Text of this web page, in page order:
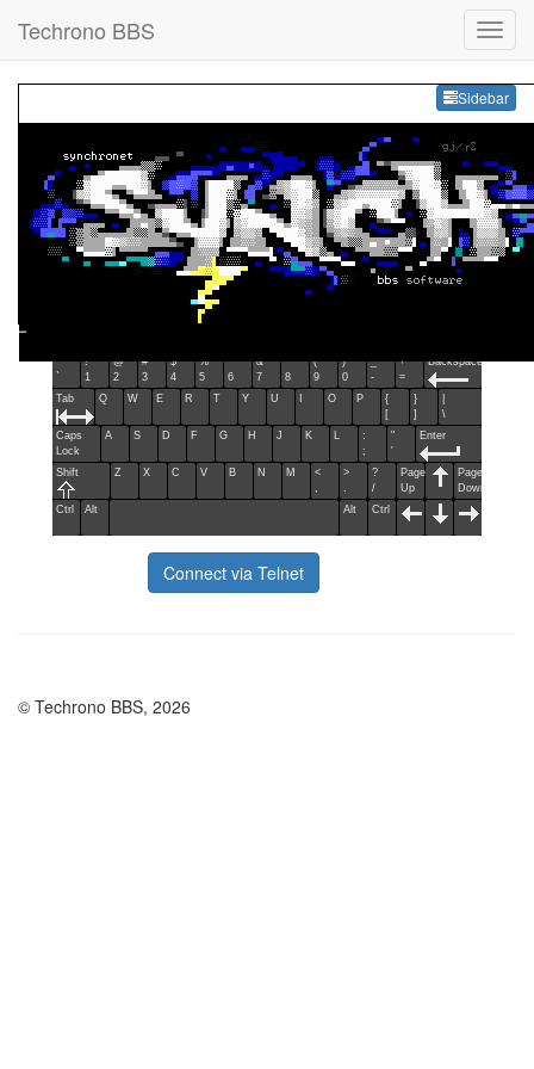
Techrono BBS
Sidebar
~
`
!
1
@
2
#
3
$
4
%
5
^
6
&
7
*
8
(
9
)
0
_
-
+
=
Backspace
Tab Q W E R T Y U O P
{
[
}
]
\
Caps
Lock
A S D F G H J K L
:
;
"
'
Enter
Shift Z X C V B N M
<
,
>
.
?
/
Page
Up
Page
Down
Ctrl
Alt Alt Ctrl
Connect via Telnet
© Techrono BBS, 2026